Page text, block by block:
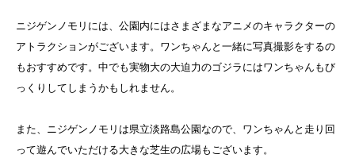
ニジゲンノモリには、公園内にはさまざまなアニメのキャラクターの
アトラクションがございます。ワンちゃんと一緒に写真撮影をするの
もおすすめです。中でも実物大の大迫力のゴジラにはワンちゃんもび
っくりしてしまうかもしれません。
また、ニジゲンノモリは県立淡路島公園なので、ワンちゃんと走り回
って遊んでいただける大きな芝生の広場もございます。